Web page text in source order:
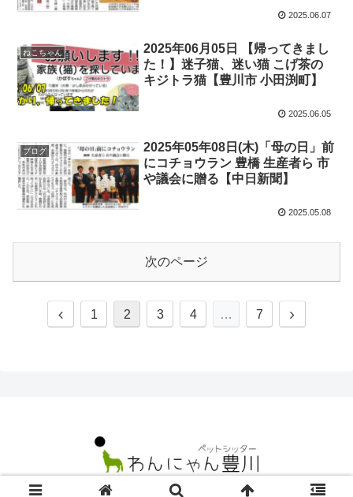
2025.06.07
ねこちゃん
2025年06月05日 【帰ってきまし
た！】迷子猫、迷い猫 こげ茶の
キジトラ猫【豊川市 小田渕町】
2025.06.05
ブログ
2025年05年08日(木)「母の日」前
にコチョウラン 豊橋 生産者ら 市
や議会に贈る【中日新聞】
2025.05.08
次のページ
前
1 2 3 4 … 7
次
© 2021 ペットシッターわんにゃん豊川.